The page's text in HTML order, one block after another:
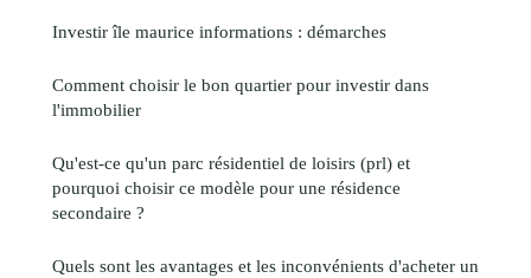
Investir île maurice informations : démarches
Comment choisir le bon quartier pour investir dans
l'immobilier
Qu'est-ce qu'un parc résidentiel de loisirs (prl) et
pourquoi choisir ce modèle pour une résidence
secondaire ?
Quels sont les avantages et les inconvénients d'acheter un